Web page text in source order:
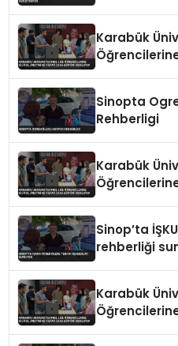
Karabük
Sinopta
Rehberligi
Karabük
Sinop’ta
rehberliği
Karabük